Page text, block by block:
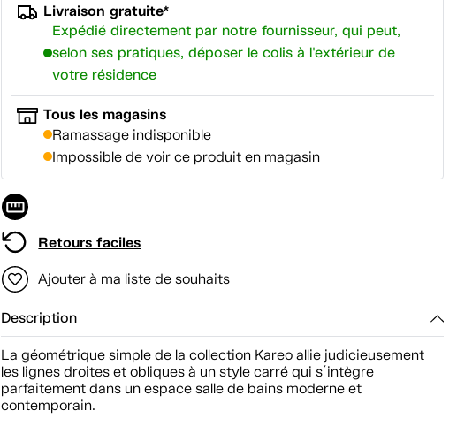
Livraison gratuite*
Expédié directement par notre fournisseur, qui peut,
selon ses pratiques, déposer le colis à l'extérieur de
votre résidence
Tous les magasins
Ramassage indisponible
Impossible de voir ce produit en magasin
Retours faciles
Ajouter à ma liste de souhaits
Description
La géométrique simple de la collection Kareo allie judicieusement
les lignes droites et obliques à un style carré qui s´intègre
parfaitement dans un espace salle de bains moderne et
contemporain.